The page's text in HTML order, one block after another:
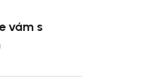
vám s